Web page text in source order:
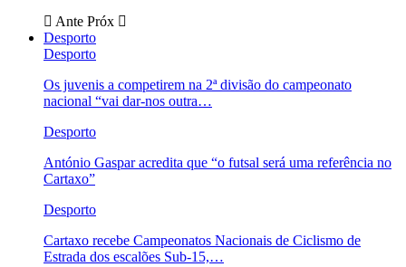
Ante Próx
Desporto
Desporto
Os juvenis a competirem na 2ª divisão do campeonato
nacional “vai dar-nos outra…
Desporto
António Gaspar acredita que “o futsal será uma referência no
Cartaxo”
Desporto
Cartaxo recebe Campeonatos Nacionais de Ciclismo de
Estrada dos escalões Sub-15,…